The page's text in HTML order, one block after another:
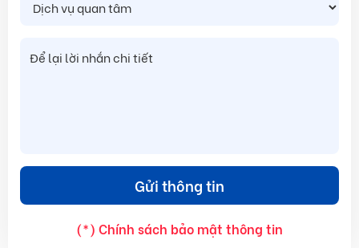
(*) Chính sách bảo mật thông tin